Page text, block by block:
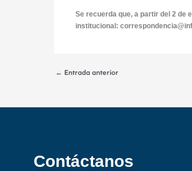
Se recuerda que, a partir del 2 de
institucional:
← Entrada anterior
Contáctanos